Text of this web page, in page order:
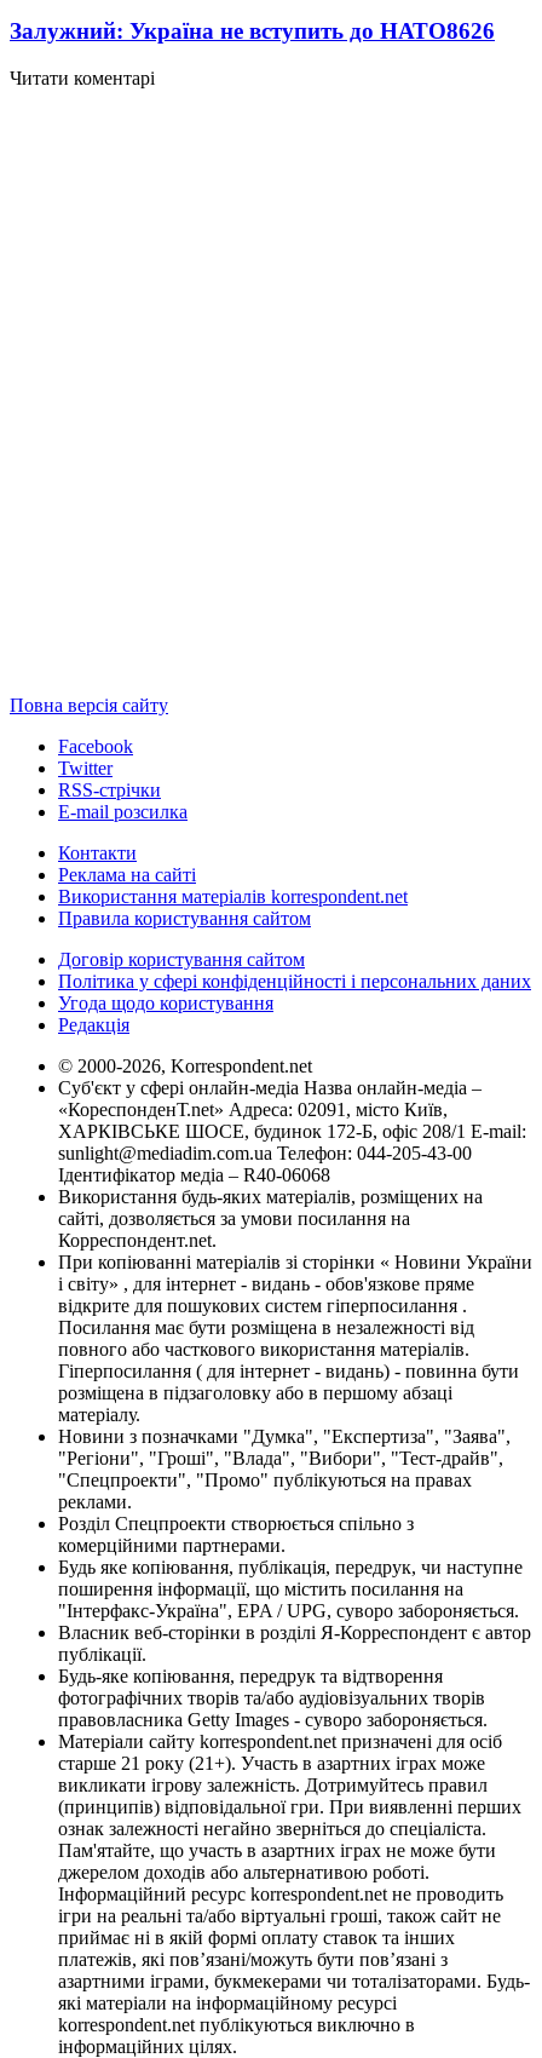
Залужний: Україна не вступить до НАТО8626
Читати коментарі
Повна версія сайту
Facebook
Twitter
RSS-стрічки
E-mail розсилка
Контакти
Реклама на сайті
Використання матеріалів korrespondent.net
Правила користування сайтом
Договір користування сайтом
Політика у сфері конфіденційності і персональних даних
Угода щодо користування
Редакція
© 2000-2026, Korrespondent.net
Суб'єкт у сфері онлайн-медіа Назва онлайн-медіа –
«КореспонденТ.net» Адреса: 02091, місто Київ,
ХАРКІВСЬКЕ ШОСЕ, будинок 172-Б, офіс 208/1 E-mail:
sunlight@mediadim.com.ua Телефон: 044-205-43-00
Ідентифікатор медіа – R40-06068
Використання будь-яких матеріалів, розміщених на
сайті, дозволяється за умови посилання на
Корреспондент.net.
При копіюванні матеріалів зі сторінки « Новини України
і світу» , для інтернет - видань - обов'язкове пряме
відкрите для пошукових систем гіперпосилання .
Посилання має бути розміщена в незалежності від
повного або часткового використання матеріалів.
Гіперпосилання ( для інтернет - видань) - повинна бути
розміщена в підзаголовку або в першому абзаці
матеріалу.
Новини з позначками "Думка", "Експертиза", "Заява",
"Регіони", "Гроші", "Влада", "Вибори", "Тест-драйв",
"Спецпроекти", "Промо" публікуються на правах
реклами.
Розділ Спецпроекти створюється спільно з
комерційними партнерами.
Будь яке копіювання, публікація, передрук, чи наступне
поширення інформації, що містить посилання на
"Інтерфакс-Україна", EPA / UPG, суворо забороняється.
Власник веб-сторінки в розділі Я-Корреспондент є автор
публікації.
Будь-яке копіювання, передрук та відтворення
фотографічних творів та/або аудіовізуальних творів
правовласника Getty Images - суворо забороняється.
Матеріали сайту korrespondent.net призначені для осіб
старше 21 року (21+). Участь в азартних іграх може
викликати ігрову залежність. Дотримуйтесь правил
(принципів) відповідальної гри. При виявленні перших
ознак залежності негайно зверніться до спеціаліста.
Пам'ятайте, що участь в азартних іграх не може бути
джерелом доходів або альтернативою роботі.
Інформаційний ресурс korrespondent.net не проводить
ігри на реальні та/або віртуальні гроші, також сайт не
приймає ні в якій формі оплату ставок та інших
платежів, які пов’язані/можуть бути пов’язані з
азартними іграми, букмекерами чи тоталізаторами. Будь-
які матеріали на інформаційному ресурсі
korrespondent.net публікуються виключно в
інформаційних цілях.